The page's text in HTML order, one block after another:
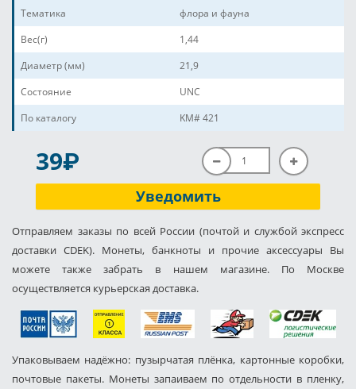
Тематика
флора и фауна
Вес(г)
1,44
Диаметр (мм)
21,9
Состояние
UNC
По каталогу
KM# 421
39P
Уведомить
Отправляем заказы по всей России (почтой и службой экспресс
доставки CDEK). Монеты, банкноты и прочие аксессуары Вы
можете также забрать в нашем магазине. По Москве
осуществляется курьерская доставка.
Упаковываем надёжно: пузырчатая плёнка, картонные коробки,
почтовые пакеты. Монеты запаиваем по отдельности в пленку,